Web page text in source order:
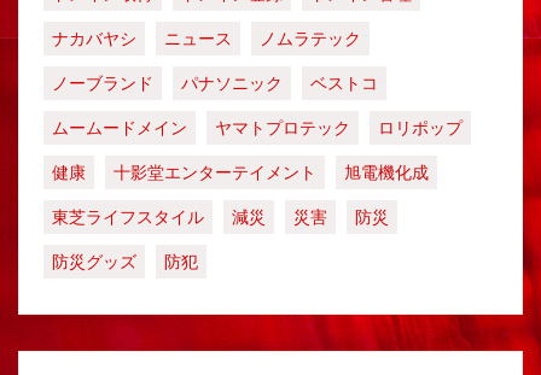
ナカバヤシ
ニュース
ノムラテック
ノーブランド
パナソニック
ベストコ
ムームードメイン
ヤマトプロテック
ロリポップ
健康
十影堂エンターテイメント
旭電機化成
東芝ライフスタイル
減災 災害
防災
防災グッズ
防犯